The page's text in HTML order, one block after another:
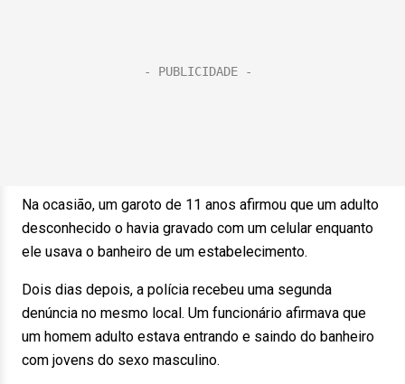
Na ocasião, um garoto de 11 anos afirmou que um adulto
desconhecido o havia gravado com um celular enquanto
ele usava o banheiro de um estabelecimento.
Dois dias depois, a polícia recebeu uma segunda
denúncia no mesmo local. Um funcionário afirmava que
um homem adulto estava entrando e saindo do banheiro
com jovens do sexo masculino.